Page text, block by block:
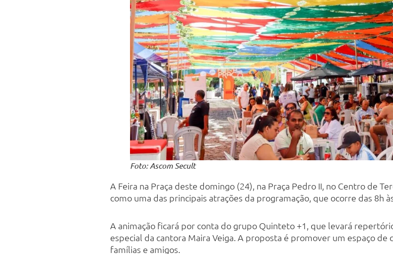
Foto: Ascom Secult
A Feira na Praça deste domingo (24), na Praça Pedro II, no Centro de
como uma das principais atrações da programação, que ocorre das 8h
A animação ficará por conta do grupo Quinteto +1, que levará
especial da cantora Maira Veiga. A proposta é promover um espaço de
famílias e amigos.